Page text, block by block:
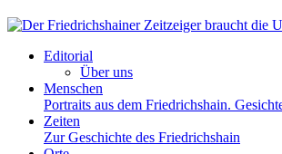
Editorial
Über uns
Menschen
Portraits aus dem Friedrichshain.
Zeiten
Zur Geschichte des Friedrichshain